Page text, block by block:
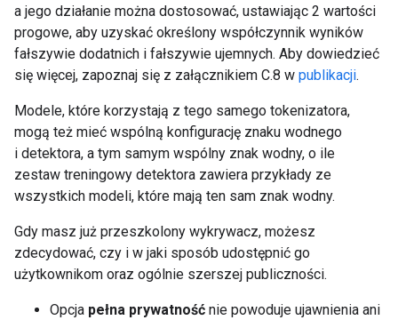
a jego działanie można dostosować, ustawiając 2 wartości
progowe, aby uzyskać określony współczynnik wyników
fałszywie dodatnich i fałszywie ujemnych. Aby dowiedzieć
się więcej, zapoznaj się z załącznikiem C.8 w publikacji.
Modele, które korzystają z tego samego tokenizatora,
mogą też mieć wspólną konfigurację znaku wodnego
i detektora, a tym samym wspólny znak wodny, o ile
zestaw treningowy detektora zawiera przykłady ze
wszystkich modeli, które mają ten sam znak wodny.
Gdy masz już przeszkolony wykrywacz, możesz
zdecydować, czy i w jaki sposób udostępnić go
użytkownikom oraz ogólnie szerszej publiczności.
Opcja pełna prywatność nie powoduje ujawnienia ani